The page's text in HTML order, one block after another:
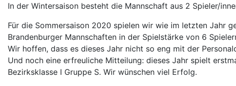
In der Wintersaison besteht die Mannschaft aus 2 Spieler/
Für die Sommersaison 2020 spielen wir wie im letzten Jahr
Brandenburger Mannschaften in der Spielstärke von 6
Wir hoffen, dass es dieses Jahr nicht so eng mit der
Und noch eine erfreuliche Mitteilung: dieses Jahr spielt
Bezirksklasse I Gruppe S. Wir wünschen viel Erfolg.